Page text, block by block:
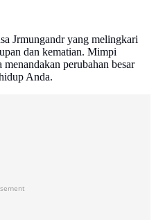
Jrmungandr yang melingkari
dan kematian. Mimpi
perubahan besar
Anda.